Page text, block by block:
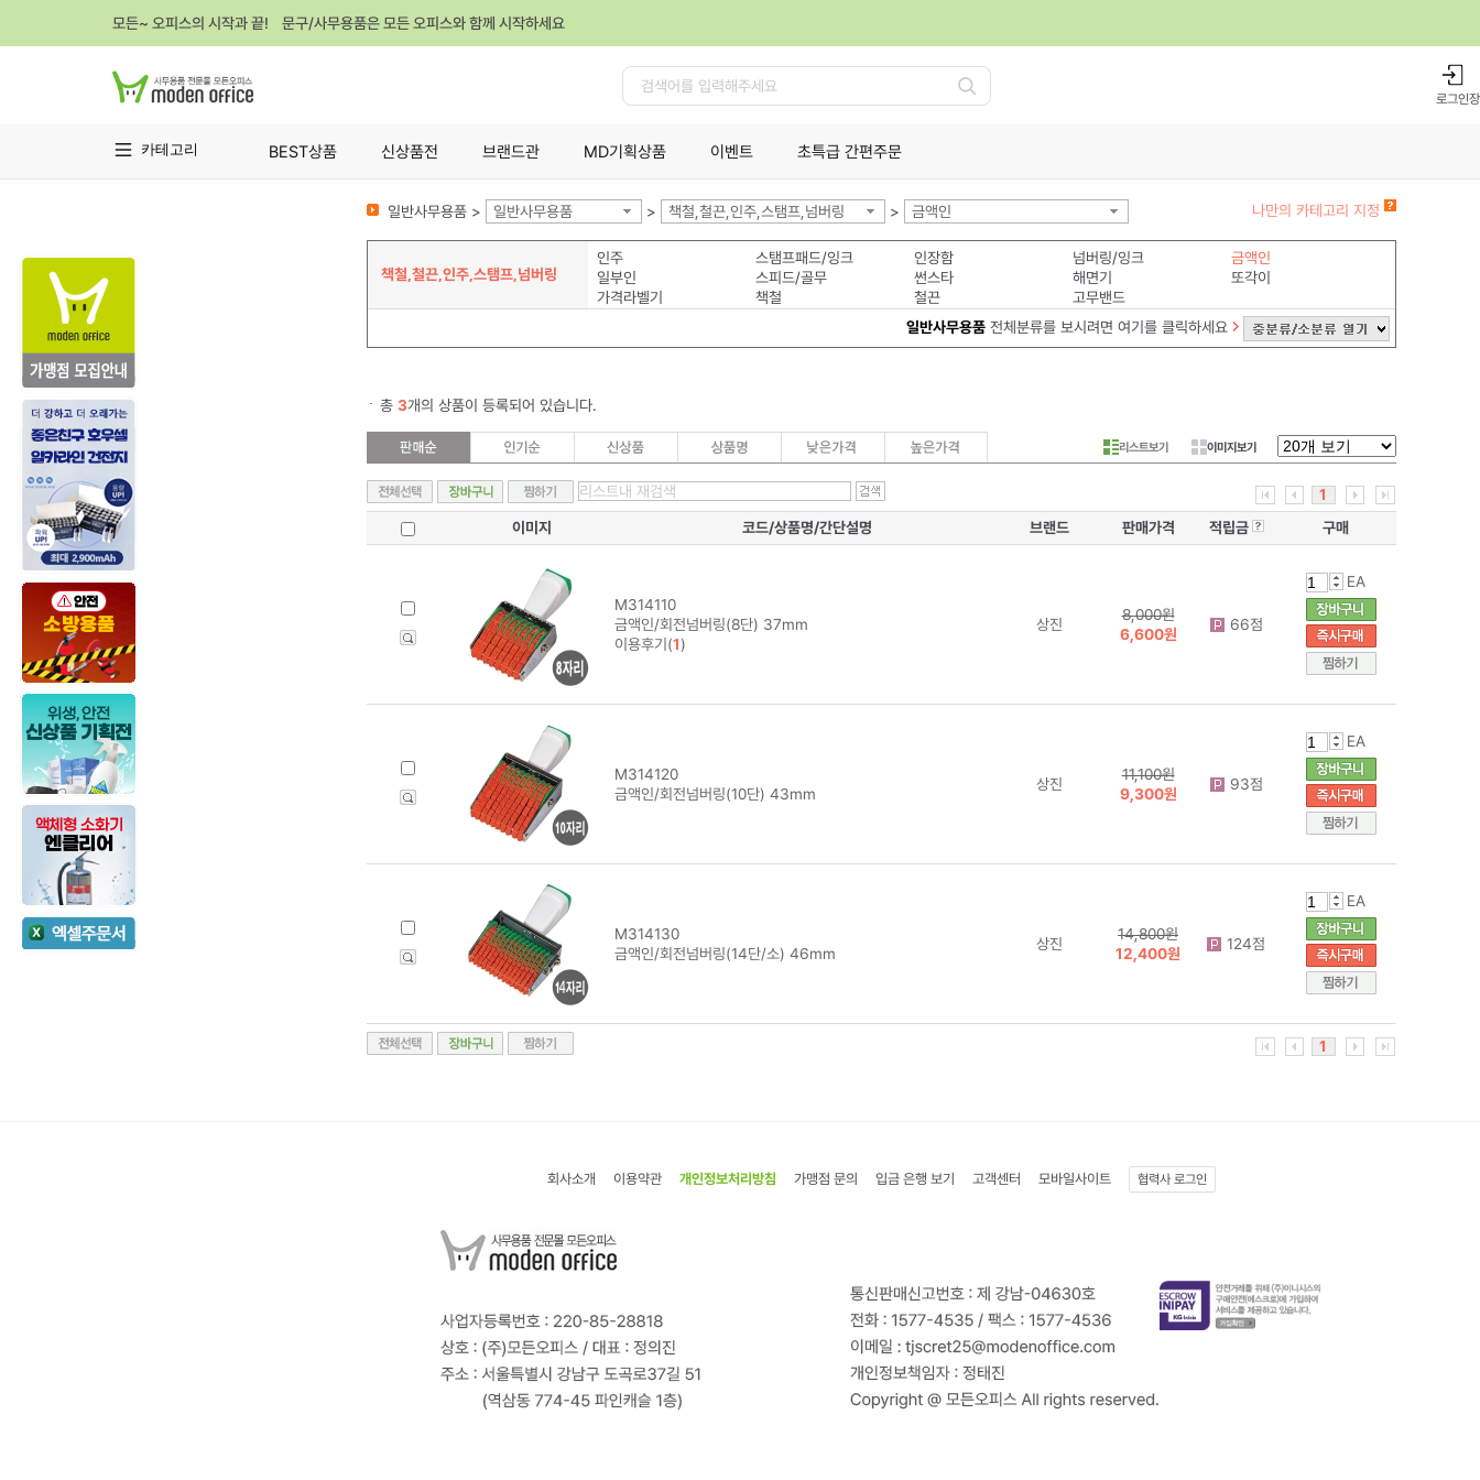
모든~ 오피스의 시작과 끝! 문구/사무용품은 모든 오피스와 함께 시작하세요
검
로그인
카테고리 BEST상품 신상품전 브랜드관 MD기획상품 이벤트 초특급 간편주문
일반사무용품 > 일반사무용품 > 책철,철끈,인주,스탬프,넘버링 > 금액인 나만의 카테고리 지정
책철,철끈,인주,스탬프,넘버링
인주 스탬프패드/잉크 인장함 넘버링/잉크
금액인
일부인
스피드/골무 썬스타 해면기
또각이
가격라벨기
책철 철끈
고무밴드
일반사무용품전체분류를 보시려면 여기를 클릭하세요
총 3개의 상품이 등록되어 있습니다.
리스트보기 이미지보기
1
이미지
코드/상품명/간단설명 브랜드 판매가격 적립금 구매
M314110
금액인/회전넘버링(8단) 37mm
이용후기(1)
상진
8,000원
6,600원
66점
EA
M314120
금액인/회전넘버링(10단) 43mm
상진
11,100원
9,300원
93점
EA
M314130
금액인/회전넘버링(14단/소) 46mm
상진
14,800원
12,400원
124점
EA
1
회사소개 이용약관 개인정보처리방침 가맹점 문의 입금 은행 보기 고객센터 모바일사이트 협력사 로그인